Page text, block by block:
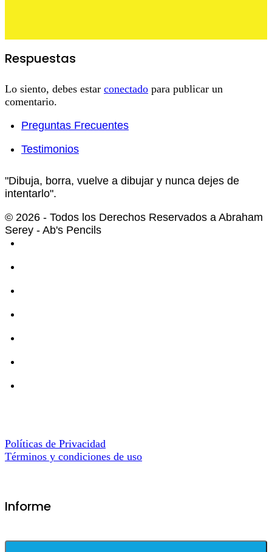
Respuestas
Lo siento, debes estar conectado para publicar un
comentario.
Preguntas Frecuentes
Testimonios
"Dibuja, borra, vuelve a dibujar y nunca dejes de
intentarlo".
© 2026 - Todos los Derechos Reservados a Abraham
Serey - Ab's Pencils
Políticas de Privacidad
Términos y condiciones de uso
Informe